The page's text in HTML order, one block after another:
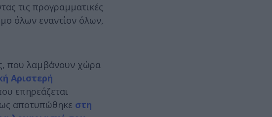
τις προγραμματικές
όλων εναντίον όλων,
που λαμβάνουν χώρα
Αριστερή
επηρεάζεται
αποτυπώθηκε στη